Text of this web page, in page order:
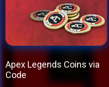
For
quantity
Apex Legends Coins via
Code